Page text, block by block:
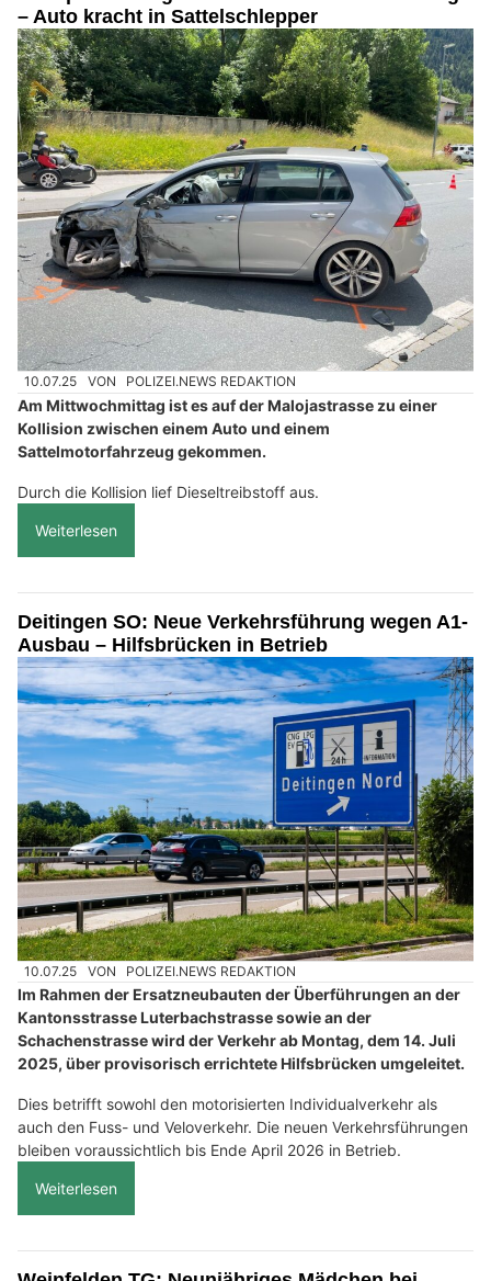
– Auto kracht in Sattelschlepper
10.07.25 VON POLIZEI.NEWS REDAKTION
Am Mittwochmittag ist es auf der Malojastrasse zu einer
Kollision zwischen einem Auto und einem
Sattelmotorfahrzeug gekommen.
Durch die Kollision lief Dieseltreibstoff aus.
Weiterlesen
Deitingen SO: Neue Verkehrsführung wegen A1-
Ausbau – Hilfsbrücken in Betrieb
10.07.25 VON POLIZEI.NEWS REDAKTION
Im Rahmen der Ersatzneubauten der Überführungen an der
Kantonsstrasse Luterbachstrasse sowie an der
Schachenstrasse wird der Verkehr ab Montag, dem 14. Juli
2025, über provisorisch errichtete Hilfsbrücken umgeleitet.
Dies betrifft sowohl den motorisierten Individualverkehr als
auch den Fuss- und Veloverkehr. Die neuen Verkehrsführungen
bleiben voraussichtlich bis Ende April 2026 in Betrieb.
Weiterlesen